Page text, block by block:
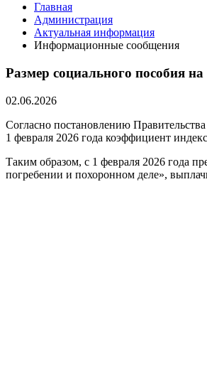
Главная
Администрация
Актуальная информация
Информационные сообщения
Размер социального пособия
02.06.2026
Согласно постановлению
1 февраля 2026 года коэффициент
Таким образом, с 1 февраля 2026
погребении и похоронном деле»,